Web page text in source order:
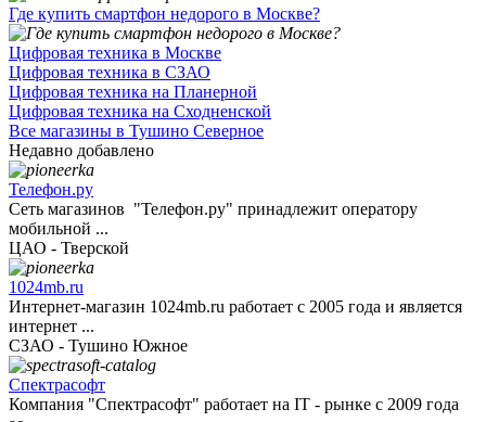
Где купить смартфон недорого в Москве?
Цифровая техника в Москве
Цифровая техника в СЗАО
Цифровая техника на Планерной
Цифровая техника на Сходненской
Все магазины в Тушино Северное
Недавно добавлено
Телефон.ру
Сеть магазинов "Телефон.ру" принадлежит оператору
мобильной ...
ЦАО - Тверской
1024mb.ru
Интернет-магазин 1024mb.ru работает с 2005 года и является
интернет ...
СЗАО - Тушино Южное
Спектрасофт
Компания "Спектрасофт" работает на IT - рынке с 2009 года